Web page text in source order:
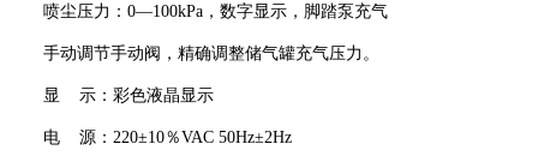
喷尘压力：0—100kPa，数字显示，脚踏泵充气
手动调节手动阀，精确调整储气罐充气压力。
显 示：彩色液晶显示
电 源：220±10％VAC 50Hz±2Hz